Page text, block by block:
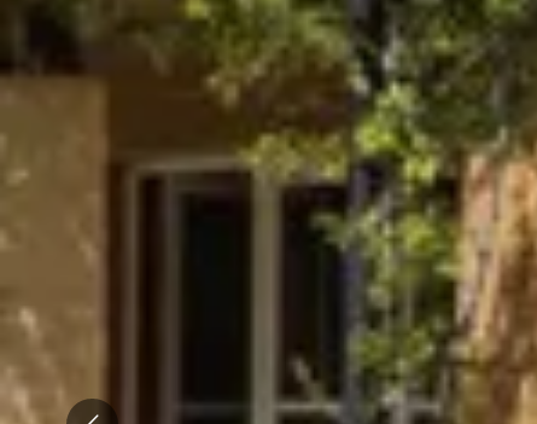
Champagne Veuve Clicquot
Château de Pommard
Emile Beyer
Prev